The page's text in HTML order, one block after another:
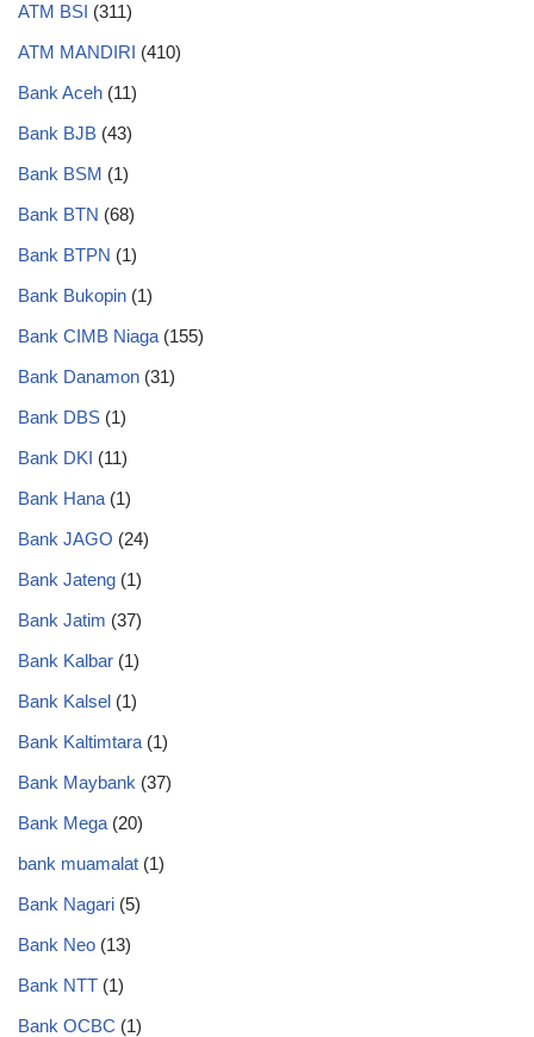
ATM BSI (311)
ATM MANDIRI (410)
Bank Aceh (11)
Bank BJB (43)
Bank BSM (1)
Bank BTN (68)
Bank BTPN (1)
Bank Bukopin (1)
Bank CIMB Niaga (155)
Bank Danamon (31)
Bank DBS (1)
Bank DKI (11)
Bank Hana (1)
Bank JAGO (24)
Bank Jateng (1)
Bank Jatim (37)
Bank Kalbar (1)
Bank Kalsel (1)
Bank Kaltimtara (1)
Bank Maybank (37)
Bank Mega (20)
bank muamalat (1)
Bank Nagari (5)
Bank Neo (13)
Bank NTT (1)
Bank OCBC (1)